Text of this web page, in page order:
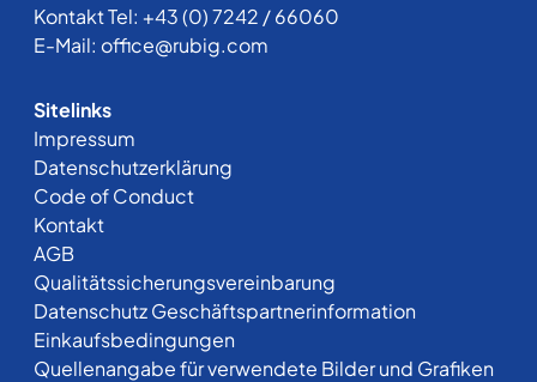
Kontakt Tel: +43 (0) 7242 / 66060
E-Mail: office@rubig.com
Sitelinks
Impressum
Datenschutzerklärung
Code of Conduct
Kontakt
AGB
Qualitätssicherungsvereinbarung
Datenschutz Geschäftspartnerinformation
Einkaufsbedingungen
Quellenangabe für verwendete Bilder und Grafiken